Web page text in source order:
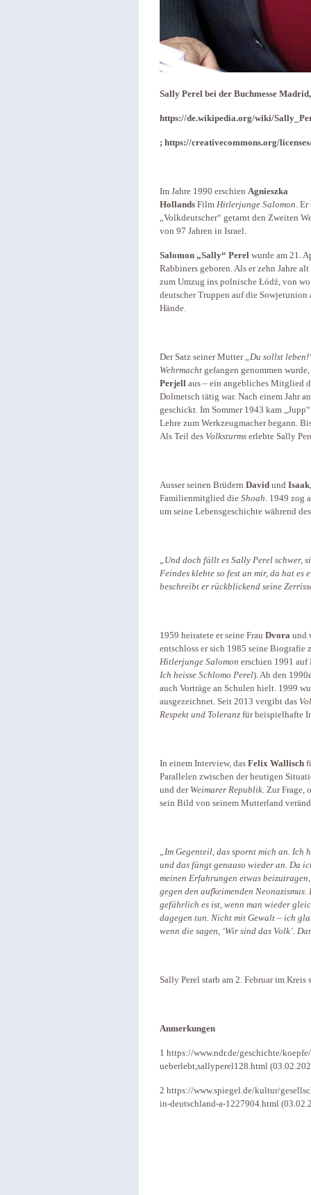
Sally Perel bei der Buchmesse
https://de.wikipedia.org/wiki/
; https://creativecommons.org/
Im Jahre 1990 erschien Agnieszka
Hollands Film Hitlerjunge Salomon.
„Volkdeutscher“ getarnt den Zweiten
von 97 Jahren in Israel.
Salomon „Sally“ Perel wurde am 21.
Rabbiners geboren. Als er zehn Jahre
zum Umzug ins polnische Łódź, von
deutscher Truppen auf die
Hände.
Der Satz seiner Mutter „Du sollst
Wehrmacht gefangen genommen
Perjell aus – ein angebliches Mitglied
Dolmetsch tätig war. Nach einem Jahr
geschickt. Im Sommer 1943 kam
Lehre zum Werkzeugmacher begann.
Als Teil des Volksturms erlebte Sally
Ausser seinen Brüdern David und Isaak
Familienmitglied die Shoah. 1949 zog
um seine Lebensgeschichte während
„Und doch fällt es Sally Perel schwer,
Feindes klebte so fest an mir, da hat es
beschreibt er rückblickend seine
1959 heiratete er seine Frau Dvora und
entschloss er sich 1985 seine Biografie
Hitlerjunge Salomon erschien 1991
Ich heisse Schlomo Perel). Ab den
auch Vorträge an Schulen hielt. 1999
ausgezeichnet. Seit 2013 vergibt das
Respekt und Toleranz für beispielhafte
In einem Interview, das Felix Wallisch
Parallelen zwischen der heutigen
und der Weimarer Republik. Zur Frage,
sein Bild von seinem Mutterland
„Im Gegenteil, das spornt mich an. Ich
und das fängt genauso wieder an. Da
meinen Erfahrungen etwas
gegen den aufkeimenden
gefährlich es ist, wenn man wieder
dagegen tun. Nicht mit Gewalt – ich
wenn die sagen, ‘Wir sind das Volk’.
Sally Perel starb am 2. Februar im
Anmerkungen
1 https://www.ndr.de/geschichte/
ueberlebt,sallyperel128.html
2 https://www.spiegel.de/kultur/
in-deutschland-a-1227904.html